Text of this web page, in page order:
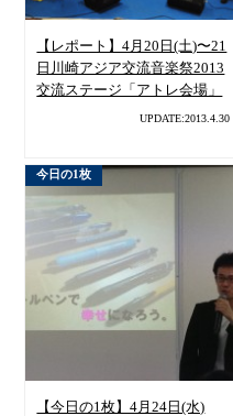
【レポート】4月20日(土)〜21
日川崎アジア交流音楽祭2013
交流ステージ「アトレ会場」
UPDATE:2013.4.30
今日の1枚
【今日の1枚】4月24日(水)